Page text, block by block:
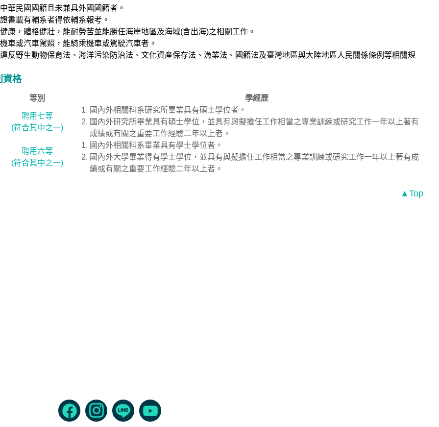
華民國國籍且未兼具外國國籍者。
書載有輔系者得依輔系報考。
康，體格健壯，能耐勞苦並能勝任海岸地區及海域(含出海)之相關工作。
車或汽車駕照，能騎乘機車或駕駛汽車者。
反野生動物保育法、海洋污染防治法、文化資產保存法、漁業法、國籍法及臺灣地區與大陸地區人民關係條例等相關規
資格
等別 學經歷
聘用七等
(符合其中之一)
國內外相關科系研究所畢業具有碩士學位者。
國內外研究所畢業具有碩士學位，並具有與擬擔任工作相當之專業訓練或研究工作一年以上著有
成績或有關之重要工作經驗二年以上者。
聘用六等
(符合其中之一)
國內外相關科系畢業具有學士學位者。
國內外大學畢業得有學士學位，並具有與擬擔任工作相當之專業訓練或研究工作一年以上著有成
績或有關之重要工作經驗二年以上者。
▲Top